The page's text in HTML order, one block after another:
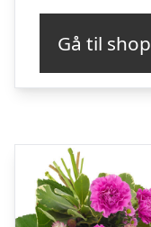
Gå til shop